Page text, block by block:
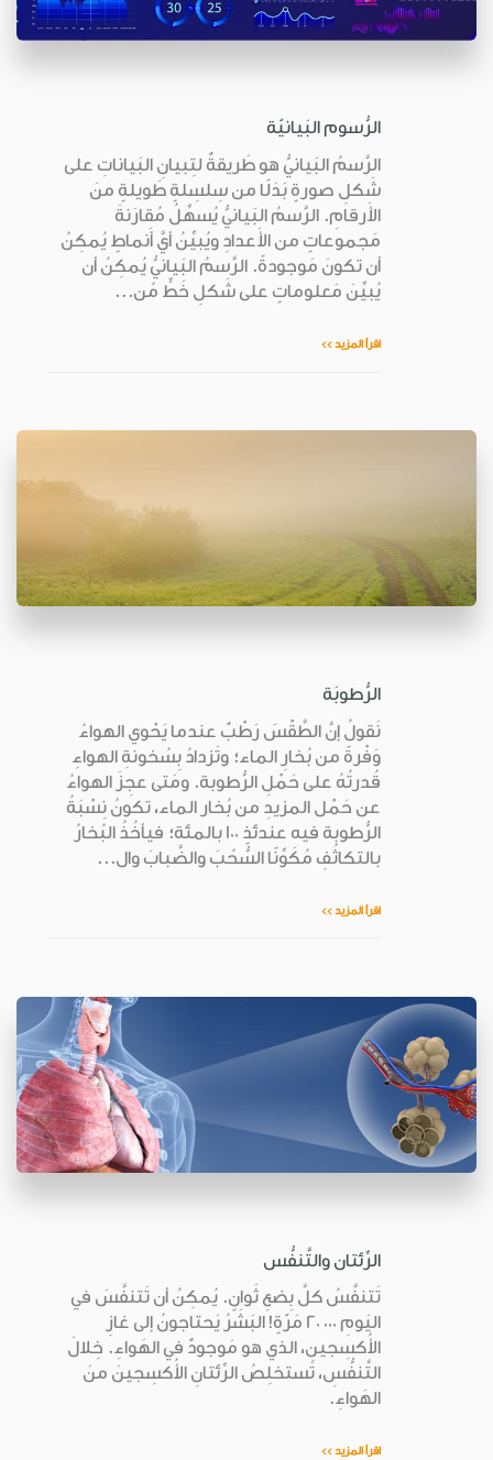
الرُّسوم البَيانيّة
الرَّسمُ البَيانيُّ هو طَريقةٌ لتِبيانِ البَياناتِ على
شَكلِ صورةٍ بَدَلًا من سِلسِلةٍ طَويلةٍ منَ
الأَرقامِ. الرَّسمُ البَيانيُّ يُسهِّلُ مُقارَنةَ
مَجموعاتٍ من الأَعدادِ ويُبيِّنُ أيَّ أَنماطٍ يُمكِنُ
أن تكونَ مَوجودةً. الرَّسمُ البَيانيُّ يُمكِنُ أن
يُبيِّنَ مَعلوماتٍ على شَكلِ خَطٍّ مُن...
اقرأ المزيد >>
الرُّطوبَة
نَقولُ إنَّ الطَّقْسَ رَطْبٌ عندما يَحْوي الهواءُ
وَفْرةً من بُخارِ الماء؛ وتَزدادُ بِسُخونةِ الهواءِ
قُدرتُهُ على حَمْلِ الرُّطوبة. ومَتى عجِزَ الهواءُ
عن حَمْل المزيدِ من بُخار الماء، تكونُ نِسْبَةُ
الرُّطوبة فيه عندئذٍ 100 بالمئة؛ فيأخُذُ البُخارُ
بالتكاثُفِ مُكَوِّنًا السُّحُبَ والضَّبابَ وال...
اقرأ المزيد >>
الرِّئتان والتَّنفُّس
تَتنفَّسُ كلَّ بِضعِ ثَوانٍ. يُمكِنُ أن تَتنفَّسَ في
اليَومِ ٠٠٠ ٢٠ مَرّةٍ! البَشَرُ يَحتاجونُ إلى غازِ
الأُكسِجينِ، الذي هو مَوجودٌ في الهَواءِ. خِلالَ
التَّنفُّسِ، تَستخلِصُ الرِّئتانِ الأُكسِجينَ منَ
الهَواءِ.
اقرأ المزيد >>